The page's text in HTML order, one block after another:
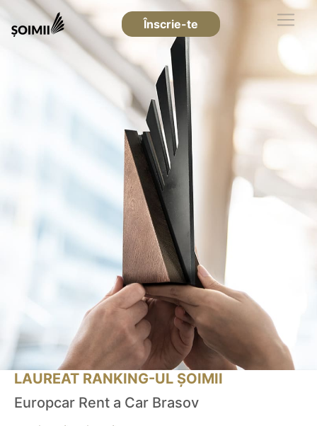
Înscrie-te
LAUREAT RANKING-UL ȘOIMII
Europcar Rent a Car Brasov